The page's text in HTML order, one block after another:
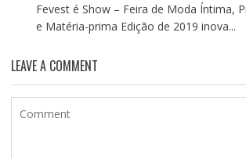
Fevest é Show – Feira de Moda Íntima,
e Matéria-prima Edição de 2019 inova...
LEAVE A COMMENT